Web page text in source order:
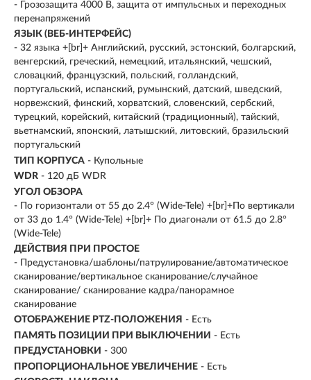
- Грозозащита 4000 В, защита от импульсных и переходных
перенапряжений
ЯЗЫК (ВЕБ-ИНТЕРФЕЙС)
- 32 языка +[br]+ Английский, русский, эстонский, болгарский,
венгерский, греческий, немецкий, итальянский, чешский,
словацкий, французский, польский, голландский,
португальский, испанский, румынский, датский, шведский,
норвежский, финский, хорватский, словенский, сербский,
турецкий, корейский, китайский (традиционный), тайский,
вьетнамский, японский, латышский, литовский, бразильский
португальский
ТИП КОРПУСА - Купольные
WDR - 120 дБ WDR
УГОЛ ОБЗОРА
- По горизонтали от 55 до 2.4° (Wide-Tele) +[br]+По вертикали
от 33 до 1.4° (Wide-Tele) +[br]+ По диагонали от 61.5 до 2.8°
(Wide-Tele)
ДЕЙСТВИЯ ПРИ ПРОСТОЕ
- Предустановка/шаблоны/патрулирование/автоматическое
сканирование/вертикальное сканирование/случайное
сканирование/ сканирование кадра/панорамное
сканирование
ОТОБРАЖЕНИЕ PTZ-ПОЛОЖЕНИЯ - Есть
ПАМЯТЬ ПОЗИЦИИ ПРИ ВЫКЛЮЧЕНИИ - Есть
ПРЕДУСТАНОВКИ - 300
ПРОПОРЦИОНАЛЬНОЕ УВЕЛИЧЕНИЕ - Есть